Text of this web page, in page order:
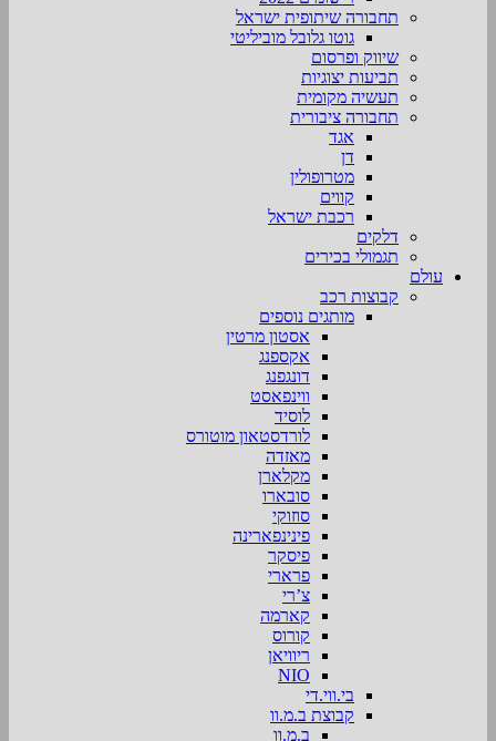
תחבורה שיתופית ישראל
גוטו גלובל מוביליטי
שיווק ופרסום
תביעות יצוגיות
תעשיה מקומית
תחבורה ציבורית
אגד
דן
מטרופולין
קווים
רכבת ישראל
דלקים
תגמולי בכירים
עולם
קבוצות רכב
מותגים נוספים
אסטון מרטין
אקספנג
דונגפנג
ווינפאסט
לוסיד
לורדסטאון מוטורס
מאזדה
מקלארן
סובארו
סוזוקי
פינינפארינה
פיסקר
פרארי
צ’רי
קארמה
קורוס
ריוויאן
NIO
בי.ווי.די
קבוצת ב.מ.וו
ב.מ.וו